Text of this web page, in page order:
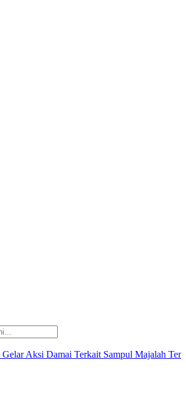
Damai Terkait Sampul Majalah Tempo